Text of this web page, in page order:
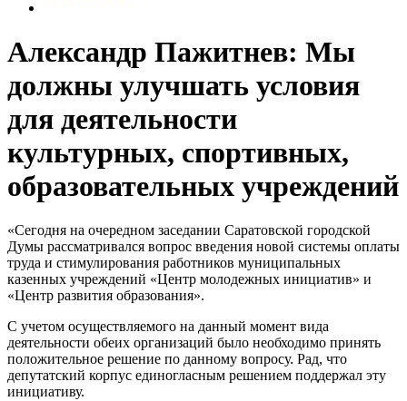
Александр Пажитнев: Мы
должны улучшать условия
для деятельности
культурных, спортивных,
образовательных учреждений
«Сегодня на очередном заседании Саратовской городской
Думы рассматривался вопрос введения новой системы оплаты
труда и стимулирования работников муниципальных
казенных учреждений «Центр молодежных инициатив» и
«Центр развития образования».
С учетом осуществляемого на данный момент вида
деятельности обеих организаций было необходимо принять
положительное решение по данному вопросу. Рад, что
депутатский корпус единогласным решением поддержал эту
инициативу.